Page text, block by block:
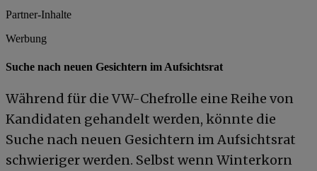
Partner-Inhalte
Werbung
Suche nach neuen Gesichtern im Aufsichtsrat
Während für die VW-Chefrolle eine Reihe von
Kandidaten gehandelt werden, könnte die
Suche nach neuen Gesichtern im Aufsichtsrat
schwieriger werden. Selbst wenn Winterkorn